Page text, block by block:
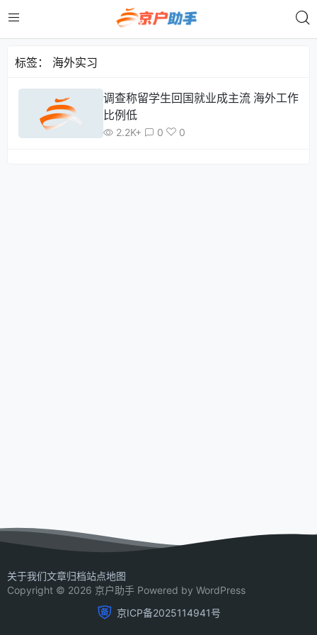
标签： 海外实习
调查称留学生回国就业成主流 海外工作
比例低
2.2K+ 0 0
关于我们文章归档站点地图
Copyright © 2026 京户助手 Powered by WordPress
京ICP备2025114941号